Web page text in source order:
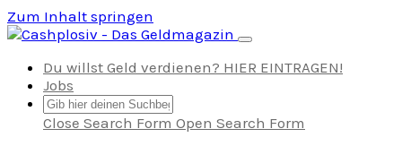
Zum Inhalt springen
Navigation umschalten
Du willst Geld verdienen? HIER EINTRAGEN!
Jobs
Close Search Form Open Search Form